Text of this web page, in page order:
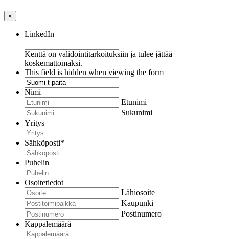
×
LinkedIn
Kenttä on validointitarkoituksiin ja tulee jättää
koskemattomaksi.
This field is hidden when viewing the form
Nimi
Etunimi
Sukunimi
Yritys
Sähköposti*
Puhelin
Osoitetiedot
Lähiosoite
Kaupunki
Postinumero
Kappalemäärä